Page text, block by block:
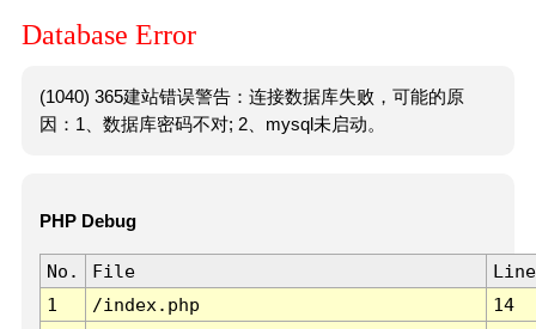
Database Error
(1040) 365建站错误警告：连接数据库失败，可能的原
因：1、数据库密码不对; 2、mysql未启动。
PHP Debug
No. File
Line
1
/index.php 14